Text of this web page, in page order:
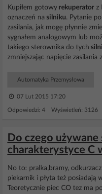
Kupiłem gotowy rekuperator z
oznaczeń na silniku. Pytanie
zasilania, jak mogę płynnie
sygnałem analogowym lub
takiego sterownika do tych
zmniejszając napięcie zasilania
Automatyka Przemysłowa
07 Lut 2015 17:20
Odpowiedzi: 4 Wyświetleń: 3126
Do czego
charakterystyce C
No to: pralka,bramy,
piekarnik i płyta też posiadają
Teoretycznie piec CO tez ma